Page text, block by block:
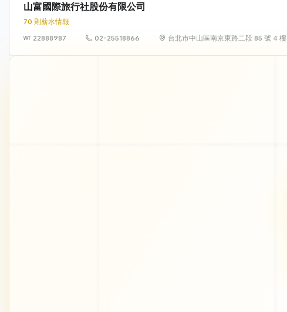
山富國際旅行社股份有限公司
70 則薪水情報
22888987
02-25518866 台北市中山區南京東路二段 85 號 4 樓